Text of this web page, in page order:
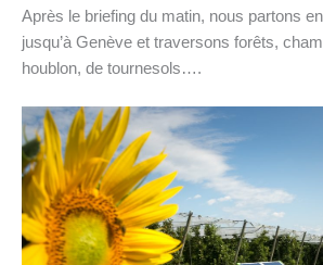
Après le briefing du matin, nous partons
jusqu’à Genève et traversons forêts,
houblon, de tournesols….